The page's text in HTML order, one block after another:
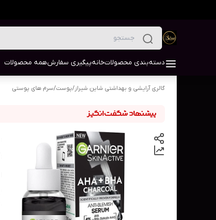
دسته‌بندی محصولاتخانهپیگیری سفارشهمه محصولات
گالری آرایشی و بهداشتی شاین شیراز/پوست/سرم های پوستی